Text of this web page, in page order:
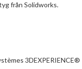
från Solidworks.
3DEXPERIENCE®